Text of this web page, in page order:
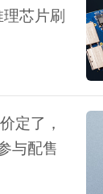
芯片刷
定了，
与配售